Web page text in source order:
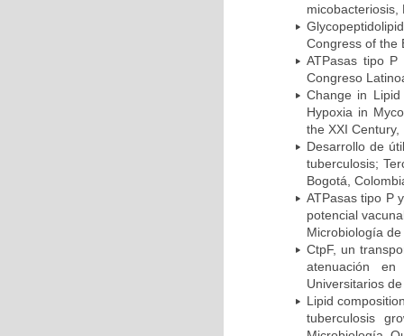
micobacteriosis,
Congress of the
ATPasas tipo P
Congreso
Change in
Hypoxia in
the XXI
Desarrollo de
tuberculosis;
Bogotá,
ATPasas tipo P
potencial
Microbiología
CtpF, un
atenuación
Universitarios
Lipid
tuberculosis